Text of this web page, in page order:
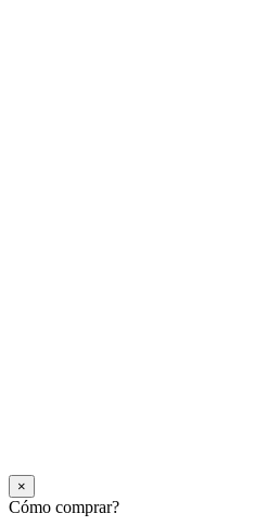
×
Cómo comprar?